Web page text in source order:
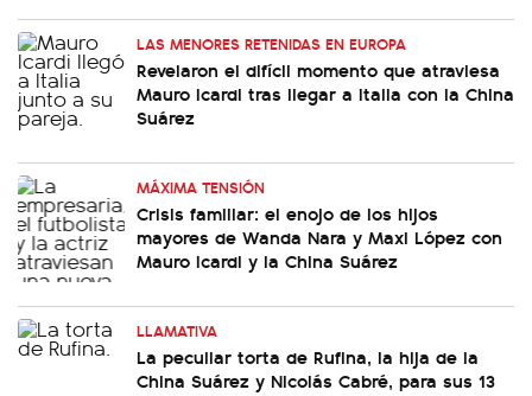
LAS MENORES RETENIDAS EN EUROPA
Revelaron el difícil momento que atraviesa
Mauro Icardi tras llegar a Italia con la China
Suárez
MÁXIMA TENSIÓN
Crisis familiar: el enojo de los hijos
mayores de Wanda Nara y Maxi López con
Mauro Icardi y la China Suárez
LLAMATIVA
La peculiar torta de Rufina, la hija de la
China Suárez y Nicolás Cabré, para sus 13